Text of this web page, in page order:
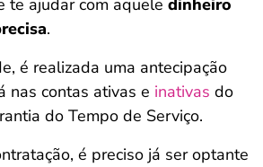
te ajudar com aquele dinheiro
.
é realizada uma antecipação
nas contas ativas e inativas do
do Tempo de Serviço.
é preciso já ser optante